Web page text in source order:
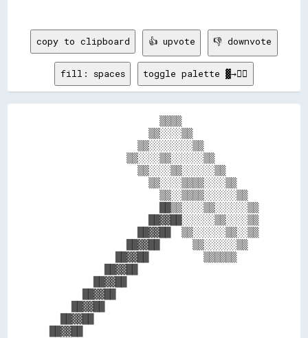
copy to clipboard 👍 upvote 👎 downvote
fill: spaces toggle palette ▓→✊🏽
                    ▒▒▒▒
                  ▒▒░░░░▒▒
                ▒▒░░░░░░░░▒▒
              ▒▒░░░░▒▒░░░░░░▒▒
                ▒▒░░░░▒▒░░░░░░▒▒
                  ▒▒░░░░▒▒▒▒░░░░▒▒
                    ▒▒░░▒▒▒▒░░░░░░▒▒
                    ██▒▒░░░░▒▒░░░░░░▒▒
                  ██▓▓██░░░░░░▒▒░░░░▒▒
                ██▓▓██  ▒▒░░░░░░▒▒░░▒▒
              ██▓▓██      ▒▒░░░░░░▒▒
            ██▓▓██          ▒▒▒▒▒▒
          ██▓▓██
        ██▓▓██
      ██▓▓██
    ██▓▓██
  ██▓▓██
██▓▓██